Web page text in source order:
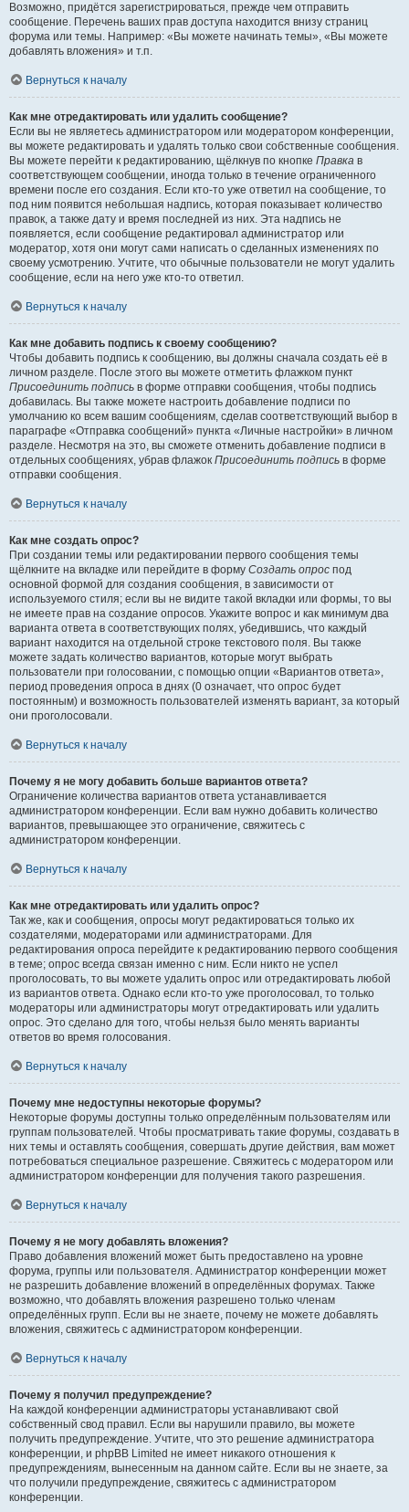
Возможно, придётся зарегистрироваться, прежде чем отправить
сообщение. Перечень ваших прав доступа находится внизу страниц
форума или темы. Например: «Вы можете начинать темы», «Вы можете
добавлять вложения» и т.п.
Вернуться к началу
Как мне отредактировать или удалить сообщение?
Если вы не являетесь администратором или модератором конференции,
вы можете редактировать и удалять только свои собственные сообщения.
Вы можете перейти к редактированию, щёлкнув по кнопке Правка в
соответствующем сообщении, иногда только в течение ограниченного
времени после его создания. Если кто-то уже ответил на сообщение, то
под ним появится небольшая надпись, которая показывает количество
правок, а также дату и время последней из них. Эта надпись не
появляется, если сообщение редактировал администратор или
модератор, хотя они могут сами написать о сделанных изменениях по
своему усмотрению. Учтите, что обычные пользователи не могут удалить
сообщение, если на него уже кто-то ответил.
Вернуться к началу
Как мне добавить подпись к своему сообщению?
Чтобы добавить подпись к сообщению, вы должны сначала создать её в
личном разделе. После этого вы можете отметить флажком пункт
Присоединить подпись в форме отправки сообщения, чтобы подпись
добавилась. Вы также можете настроить добавление подписи по
умолчанию ко всем вашим сообщениям, сделав соответствующий выбор в
параграфе «Отправка сообщений» пункта «Личные настройки» в личном
разделе. Несмотря на это, вы сможете отменить добавление подписи в
отдельных сообщениях, убрав флажок Присоединить подпись в форме
отправки сообщения.
Вернуться к началу
Как мне создать опрос?
При создании темы или редактировании первого сообщения темы
щёлкните на вкладке или перейдите в форму Создать опрос под
основной формой для создания сообщения, в зависимости от
используемого стиля; если вы не видите такой вкладки или формы, то вы
не имеете прав на создание опросов. Укажите вопрос и как минимум два
варианта ответа в соответствующих полях, убедившись, что каждый
вариант находится на отдельной строке текстового поля. Вы также
можете задать количество вариантов, которые могут выбрать
пользователи при голосовании, с помощью опции «Вариантов ответа»,
период проведения опроса в днях (0 означает, что опрос будет
постоянным) и возможность пользователей изменять вариант, за который
они проголосовали.
Вернуться к началу
Почему я не могу добавить больше вариантов ответа?
Ограничение количества вариантов ответа устанавливается
администратором конференции. Если вам нужно добавить количество
вариантов, превышающее это ограничение, свяжитесь с
администратором конференции.
Вернуться к началу
Как мне отредактировать или удалить опрос?
Так же, как и сообщения, опросы могут редактироваться только их
создателями, модераторами или администраторами. Для
редактирования опроса перейдите к редактированию первого сообщения
в теме; опрос всегда связан именно с ним. Если никто не успел
проголосовать, то вы можете удалить опрос или отредактировать любой
из вариантов ответа. Однако если кто-то уже проголосовал, то только
модераторы или администраторы могут отредактировать или удалить
опрос. Это сделано для того, чтобы нельзя было менять варианты
ответов во время голосования.
Вернуться к началу
Почему мне недоступны некоторые форумы?
Некоторые форумы доступны только определённым пользователям или
группам пользователей. Чтобы просматривать такие форумы, создавать в
них темы и оставлять сообщения, совершать другие действия, вам может
потребоваться специальное разрешение. Свяжитесь с модератором или
администратором конференции для получения такого разрешения.
Вернуться к началу
Почему я не могу добавлять вложения?
Право добавления вложений может быть предоставлено на уровне
форума, группы или пользователя. Администратор конференции может
не разрешить добавление вложений в определённых форумах. Также
возможно, что добавлять вложения разрешено только членам
определённых групп. Если вы не знаете, почему не можете добавлять
вложения, свяжитесь с администратором конференции.
Вернуться к началу
Почему я получил предупреждение?
На каждой конференции администраторы устанавливают свой
собственный свод правил. Если вы нарушили правило, вы можете
получить предупреждение. Учтите, что это решение администратора
конференции, и phpBB Limited не имеет никакого отношения к
предупреждениям, вынесенным на данном сайте. Если вы не знаете, за
что получили предупреждение, свяжитесь с администратором
конференции.